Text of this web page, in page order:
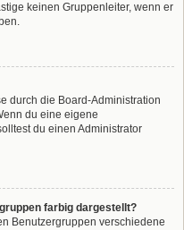
keinen Gruppenleiter, wenn er
durch die Board-Administration
du eine eigene
du einen Administrator
farbig dargestellt?
Benutzergruppen verschiedene